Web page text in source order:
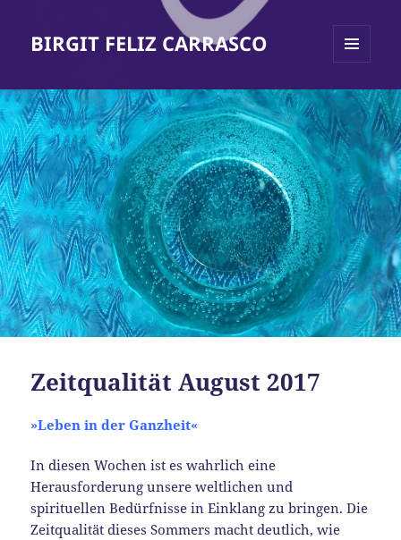
BIRGIT FELIZ CARRASCO
WIDGETS
Zeitqualität August 2017
»Leben in der Ganzheit«
In diesen Wochen ist es wahrlich eine
Herausforderung unsere weltlichen und
spirituellen Bedürfnisse in Einklang zu bringen. Die
Zeitqualität dieses Sommers macht deutlich, wie